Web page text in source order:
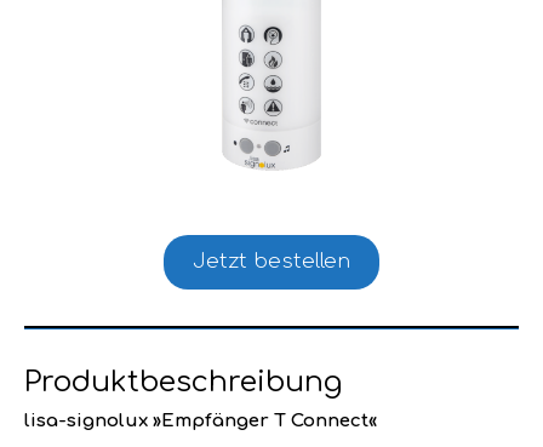
Jetzt bestellen
Produktbeschreibung
lisa-signolux »Empfänger T Connect«